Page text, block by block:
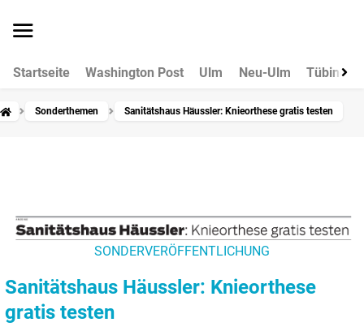
Startseite Washington Post Ulm Neu-Ulm Tübingen
Sonderthemen Sanitätshaus Häussler: Knieorthese gratis testen
SONDERVERÖFFENTLICHUNG
Sanitätshaus Häussler: Knieorthese
gratis testen